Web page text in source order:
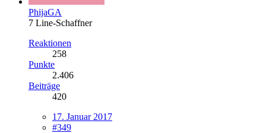
PhijaGA
7 Line-Schaffner
Reaktionen
258
Punkte
2.406
Beiträge
420
17. Januar 2017
#349